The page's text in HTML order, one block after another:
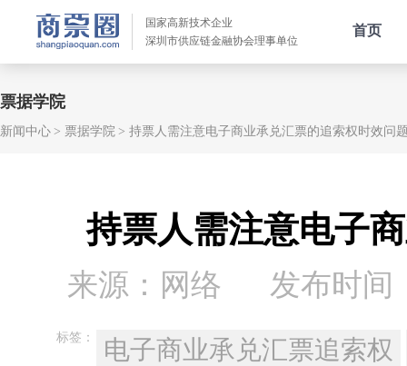
国家高新技术企业
深圳市供应链金融协会理事单位
首页
票据学院
新闻中心 票据学院 持票人需注意电子商业承兑汇票的追索权时效问
持票人需注意电子
来源：网络 发布时间
标签： 电子商业承兑汇票追索权